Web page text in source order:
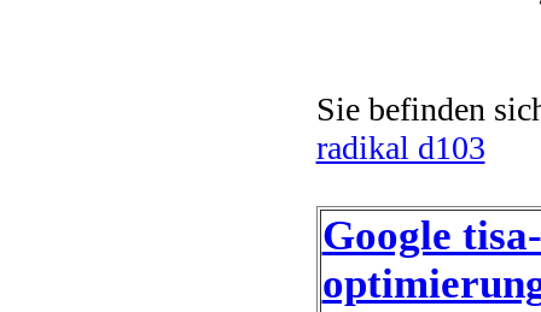
Sie befinden
radikal d103
Google tisa-